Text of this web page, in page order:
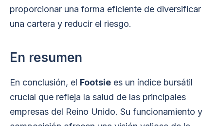
proporcionar una forma eficiente de diversificar
una cartera y reducir el riesgo.
En resumen
En conclusión, el Footsie es un índice bursátil
crucial que refleja la salud de las principales
empresas del Reino Unido. Su funcionamiento y